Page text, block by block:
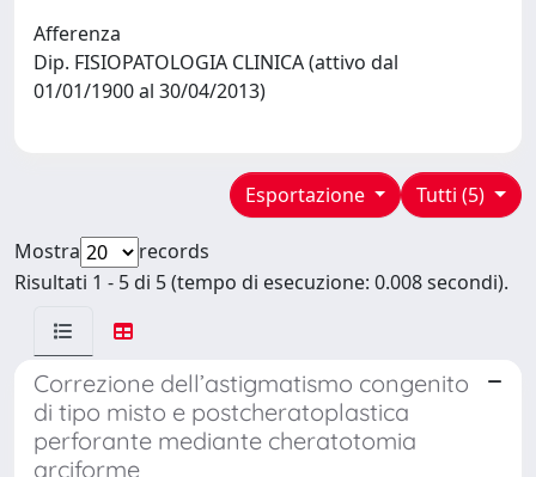
Afferenza
Dip. FISIOPATOLOGIA CLINICA (attivo dal
01/01/1900 al 30/04/2013)
Tutti (5)
Esportazione
Mostra
records
Risultati 1 - 5 di 5 (tempo di esecuzione: 0.008 secondi).
Correzione dell’astigmatismo congenito
di tipo misto e postcheratoplastica
perforante mediante cheratotomia
arciforme